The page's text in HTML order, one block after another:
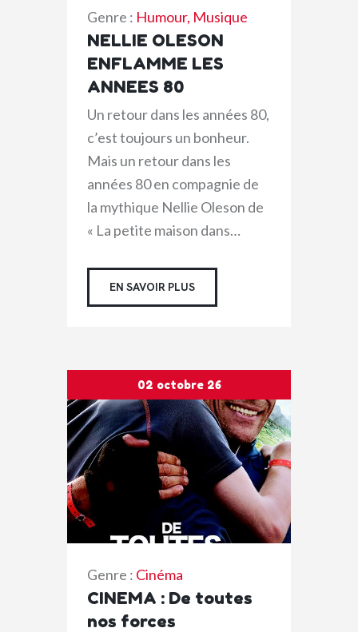
Genre : Humour, Musique
NELLIE OLESON
ENFLAMME LES
ANNEES 80
Un retour dans les années 80,
c’est toujours un bonheur.
Mais un retour dans les
années 80 en compagnie de
la mythique Nellie Oleson de
« La petite maison dans…
EN SAVOIR PLUS
02 octobre 26
Genre : Cinéma
CINEMA : De toutes
nos forces